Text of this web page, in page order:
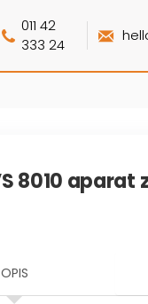
011 42
333 24
8010 aparat
OPIS